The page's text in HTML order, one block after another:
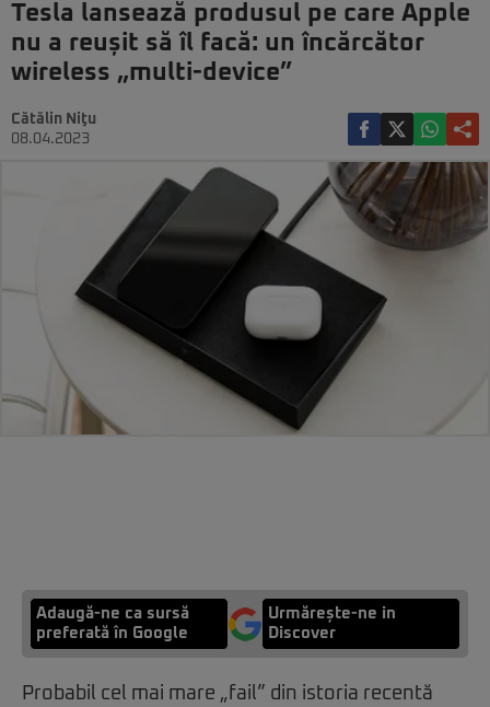
Tesla lansează produsul pe care Apple
nu a reușit să îl facă: un încărcător
wireless „multi-device”
Cătălin Niţu
08.04.2023
Adaugă-ne ca sursă
preferată în Google
Urmărește-ne in
Discover
Probabil cel mai mare „fail” din istoria recentă